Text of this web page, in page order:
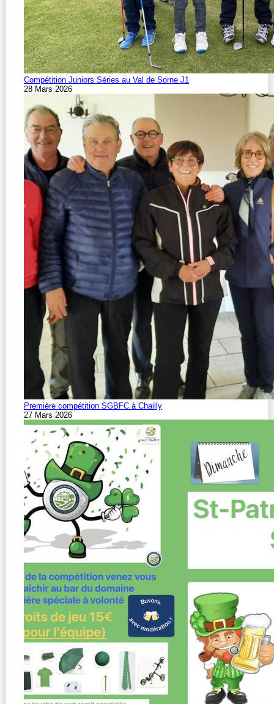
Compétition Juniors Séries au Val de Sorne J1
28 Mars 2026
Première compétition SGBFC à Chailly
27 Mars 2026